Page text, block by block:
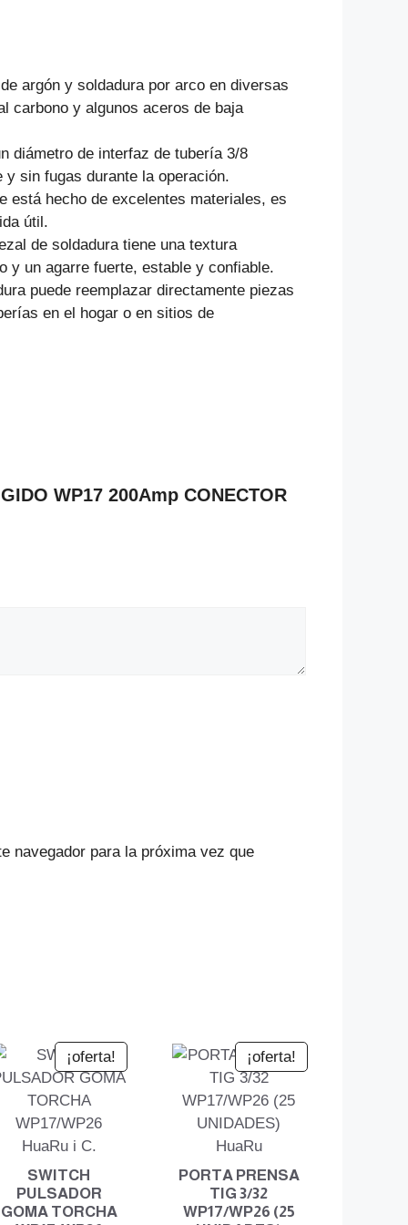
argón y soldadura por arco en diversas
carbono y algunos aceros de baja
diámetro de interfaz de tubería 3/8
sin fugas durante la operación.
está hecho de excelentes materiales, es
útil.
de soldadura tiene una textura
y un agarre fuerte, estable y confiable.
puede reemplazar directamente piezas
en el hogar o en sitios de
WP17 200Amp CONECTOR
navegador para la próxima vez que
¡oferta!
SWITCH
PULSADOR
GOMA TORCHA
¡oferta!
PORTA PRENSA
TIG 3/32
WP17/WP26 (25